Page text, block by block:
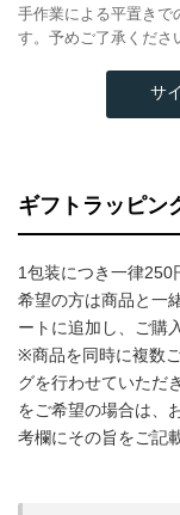
手作業による平置きで
す。予めご了承くださ
サ
ギフトラッピン
1包装につき一律250
希望の方は商品と一
ートに追加し、ご購
※商品を同時に複数
グを行わせていただ
をご希望の場合は、
考欄にその旨をご記